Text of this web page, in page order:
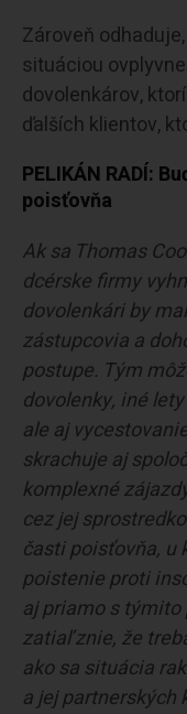
Zároveň
situáciou
dovolenkárov,
ďalších klientov,
PELIKÁN RADÍ:
poisťovňa
Ak sa Thomas
dcérske firmy
dovolenkári by
zástupcovia a
postupe. Tým
dovolenky, iné
ale aj
skrachuje aj
komplexné
cez jej
časti poisťovňa, u
poistenie proti
aj priamo s
zatiaľ znie, že
ako sa situácia
a jej partnerských